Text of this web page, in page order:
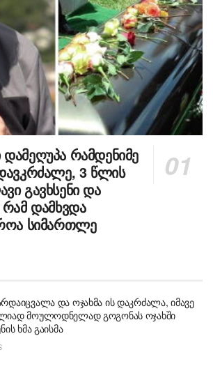
რამდენიმე
3 წლის
გავხსენი და
დამხვდა
სიმართლე
და ოჯახმა ის დაკრძალა, იმავე
მოულოდნელად გოგონას ოჯახში
ხმა გაისმა